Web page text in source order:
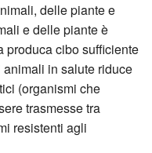
delle piante e
e delle piante è
produca cibo sufficiente
in salute riduce
(organismi che
trasmesse tra
resistenti agli